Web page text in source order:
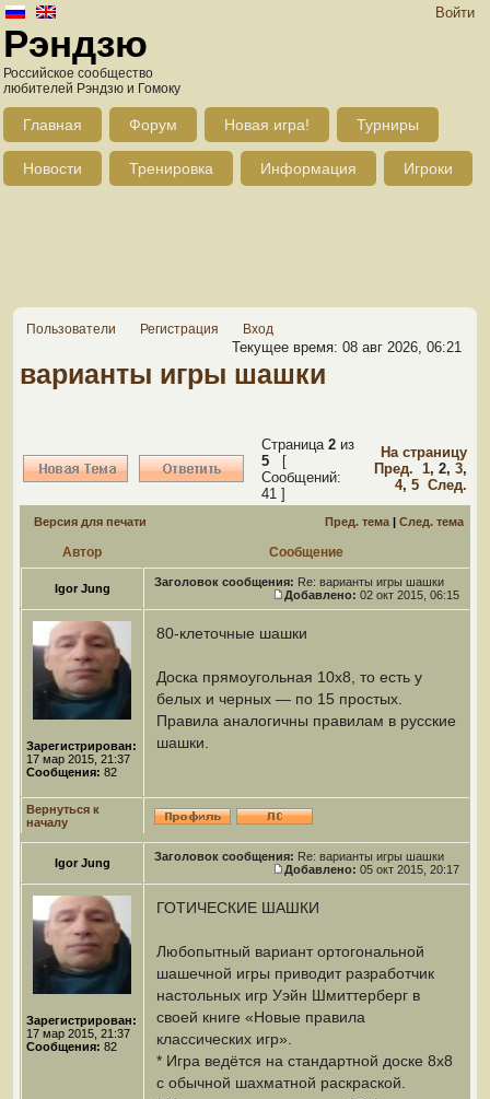
Войти
Рэндзю
Российское сообщество
любителей Рэндзю и Гомоку
Главная Форум Новая игра! Турниры
Новости Тренировка Информация Игроки
Пользователи Регистрация Вход
Текущее время: 08 авг 2026, 06:21
варианты игры шашки
Страница 2 из
5 [
Сообщений:
41 ]
На страницу
Пред. 1, 2, 3,
4, 5 След.
Версия для печати Пред. тема | След. тема
Автор Сообщение
Igor Jung Заголовок сообщения: Re: варианты игры шашки
Добавлено: 02 окт 2015, 06:15
Зарегистрирован:
17 мар 2015, 21:37
Сообщения: 82
80-клеточные шашки
Доска прямоугольная 10x8, то есть у
белых и черных — по 15 простых.
Правила аналогичны правилам в русские
шашки.
Вернуться к
началу
Igor Jung Заголовок сообщения: Re: варианты игры шашки
Добавлено: 05 окт 2015, 20:17
Зарегистрирован:
17 мар 2015, 21:37
Сообщения: 82
ГОТИЧЕСКИЕ ШАШКИ
Любопытный вариант ортогональной
шашечной игры приводит разработчик
настольных игр Уэйн Шмиттерберг в
своей книге «Новые правила
классических игр».
* Игра ведётся на стандартной доске 8х8
с обычной шахматной раскраской.